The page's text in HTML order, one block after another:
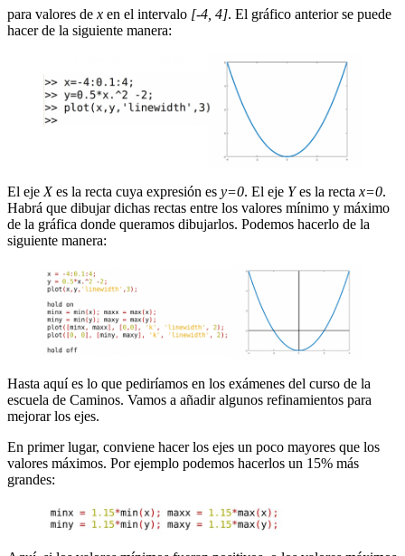
para valores de x en el intervalo [-4, 4]. El gráfico anterior se puede
hacer de la siguiente manera:
El eje Xes la recta cuya expresión es y=0. El eje Yes la recta x=0.
Habrá que dibujar dichas rectas entre los valores mínimo y máximo
de la gráfica donde queramos dibujarlos. Podemos hacerlo de la
siguiente manera:
Hasta aquí es lo que pediríamos en los exámenes del curso de la
escuela de Caminos. Vamos a añadir algunos refinamientos para
mejorar los ejes.
En primer lugar, conviene hacer los ejes un poco mayores que los
valores máximos. Por ejemplo podemos hacerlos un 15% más
grandes: